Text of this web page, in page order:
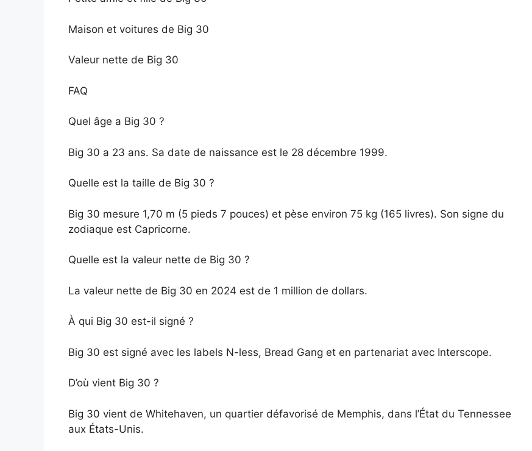
Maison et voitures de Big 30
Valeur nette de Big 30
FAQ
Quel âge a Big 30 ?
Big 30 a 23 ans. Sa date de naissance est le 28 décembre 1999.
Quelle est la taille de Big 30 ?
Big 30 mesure 1,70 m (5 pieds 7 pouces) et pèse environ 75 kg (165 livres). Son signe du
zodiaque est Capricorne.
Quelle est la valeur nette de Big 30 ?
La valeur nette de Big 30 en 2024 est de 1 million de dollars.
À qui Big 30 est-il signé ?
Big 30 est signé avec les labels N-less, Bread Gang et en partenariat avec Interscope.
D’où vient Big 30 ?
Big 30 vient de Whitehaven, un quartier défavorisé de Memphis, dans l’État du Tennessee
aux États-Unis.